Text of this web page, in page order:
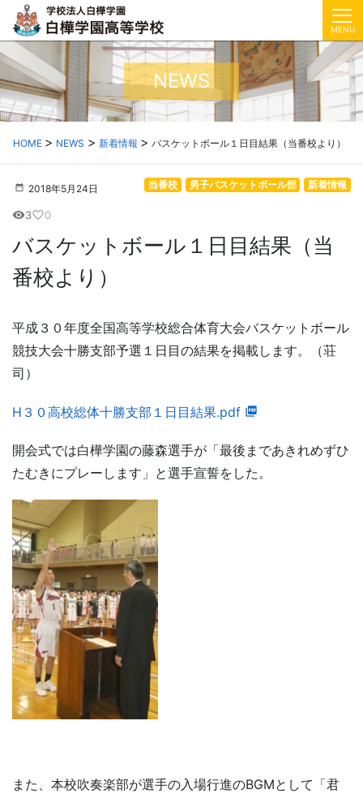
MENU
NEWS
HOME NEWS 新着情報 バスケットボール１日目結果（当番校より）
2018年5月24日 新着情報
男子バスケットボール部
当番校
visibility3favorite_border0
バスケットボール１日目結果（当
番校より）
平成３０年度全国高等学校総合体育大会バスケットボール
競技大会十勝支部予選１日目の結果を掲載します。（荘
司）
H３０高校総体十勝支部１日目結果.pdf
開会式では白樺学園の藤森選手が「最後まであきれめずひ
たむきにプレーします」と選手宣誓をした。
また、本校吹奏楽部が選手の入場行進のBGMとして「君